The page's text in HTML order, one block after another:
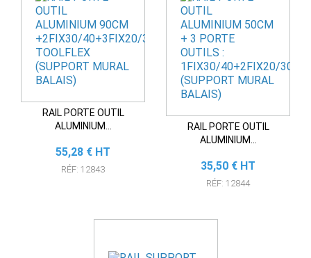
RAIL PORTE OUTIL
ALUMINIUM...
Prix
55,28 € HT
RÉF: 12843
RAIL PORTE OUTIL
ALUMINIUM...
Prix
35,50 € HT
RÉF: 12844